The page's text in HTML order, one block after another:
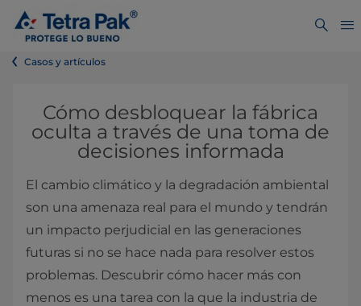
Casos y artículos
Cómo desbloquear la fábrica
oculta a través de una toma de
decisiones informada
El cambio climático y la degradación ambiental
son una amenaza real para el mundo y tendrán
un impacto perjudicial en las generaciones
futuras si no se hace nada para resolver estos
problemas. Descubrir cómo hacer más con
menos es una tarea con la que la industria de